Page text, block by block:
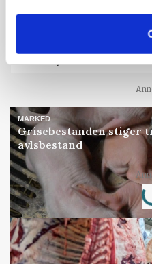
skadedyrsrisici
MARKED
Grisebestanden stiger
avlsbestand